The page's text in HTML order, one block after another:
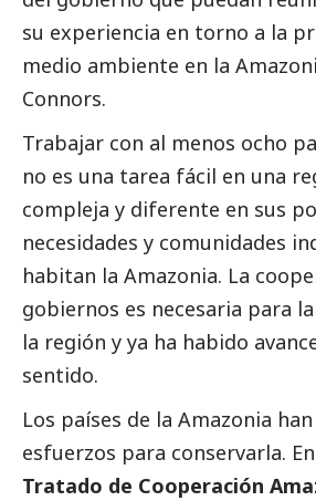
su experiencia en torno a la
medio ambiente en la
Connors.
Trabajar con al menos ocho
no es una tarea fácil en una
compleja y diferente en sus
necesidades y comunidades
habitan la Amazonia. La
gobiernos es necesaria para
la región y ya ha habido
sentido.
Los países de la Amazonia
esfuerzos para conservarla. En
Tratado de Cooperación